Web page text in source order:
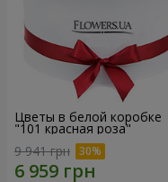
Цветы в белой коробке
"101 красная роза"
9 941 грн